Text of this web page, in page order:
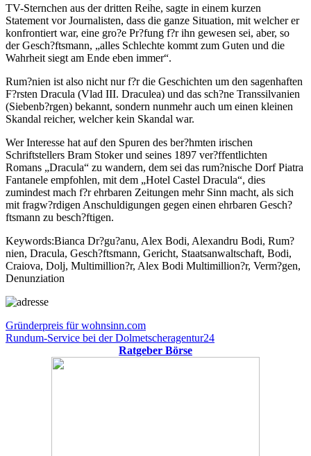
TV-Sternchen aus der dritten Reihe, sagte in einem kurzen
Statement vor Journalisten, dass die ganze Situation, mit welcher er
konfrontiert war, eine gro?e Pr?fung f?r ihn gewesen sei, aber, so
der Gesch?ftsmann, „alles Schlechte kommt zum Guten und die
Wahrheit siegt am Ende eben immer“.
Rum?nien ist also nicht nur f?r die Geschichten um den sagenhaften
F?rsten Dracula (Vlad III. Draculea) und das sch?ne Transsilvanien
(Siebenb?rgen) bekannt, sondern nunmehr auch um einen kleinen
Skandal reicher, welcher kein Skandal war.
Wer Interesse hat auf den Spuren des ber?hmten irischen
Schriftstellers Bram Stoker und seines 1897 ver?ffentlichten
Romans „Dracula“ zu wandern, dem sei das rum?nische Dorf Piatra
Fantanele empfohlen, mit dem „Hotel Castel Dracula“, dies
zumindest mach f?r ehrbaren Zeitungen mehr Sinn macht, als sich
mit fragw?rdigen Anschuldigungen gegen einen ehrbaren Gesch?
ftsmann zu besch?ftigen.
Keywords:Bianca Dr?gu?anu, Alex Bodi, Alexandru Bodi, Rum?
nien, Dracula, Gesch?ftsmann, Gericht, Staatsanwaltschaft, Bodi,
Craiova, Dolj, Multimillion?r, Alex Bodi Multimillion?r, Verm?gen,
Denunziation
Beitragsnavigation
Vorheriger
Beitrag:
Gründerpreis für wohnsinn.com
Nächster
Rundum-Service bei der Dolmetscheragentur24
Ratgeber Börse